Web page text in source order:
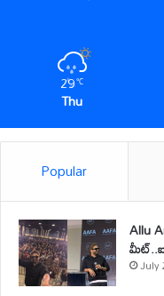
29℃
Thu
Popular
Allu
July